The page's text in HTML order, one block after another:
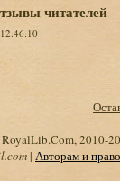
читателей
2010-
| Авторам и